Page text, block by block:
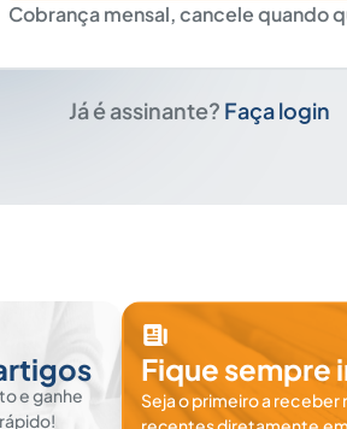
Cobrança mensal, cancele quando
Já é assinante? Faça login
e ganhe
Fique sempre
Seja o primeiro a receber